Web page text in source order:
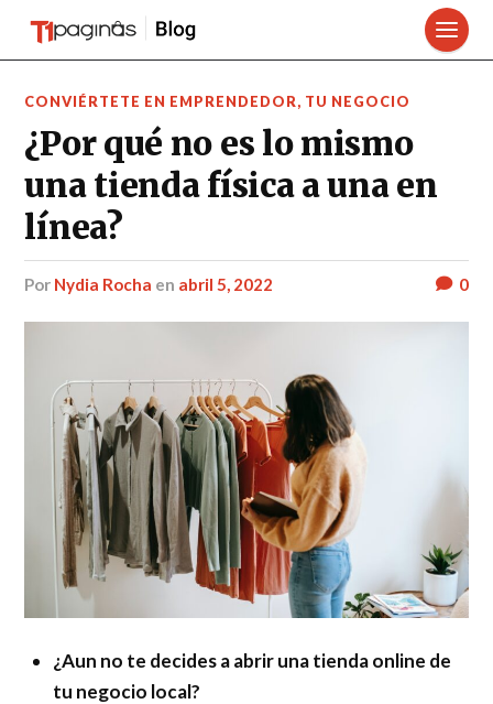
CONVIÉRTETE EN EMPRENDEDOR, TU NEGOCIO
¿Por qué no es lo mismo
una tienda física a una en
línea?
por Nydia Rocha en abril 5, 2022 0
¿Aun no te decides a abrir una tienda online de
tu negocio local?